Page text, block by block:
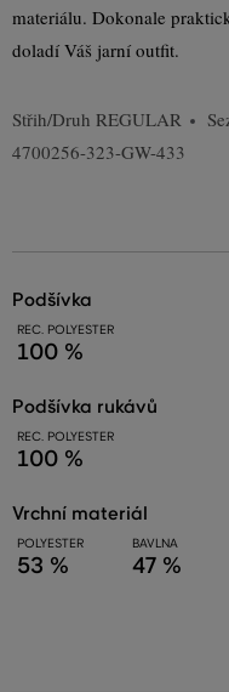
materiálu. Dokonale
doladí Váš jarní outfit.
Střih/Druh REGULAR
4700256-323-GW-433
podšívka
REC. POLYESTER
100 %
podšívka rukávů
REC. POLYESTER
100 %
vrchní materiál
POLYESTER
53 %
BAVLNA
47 %